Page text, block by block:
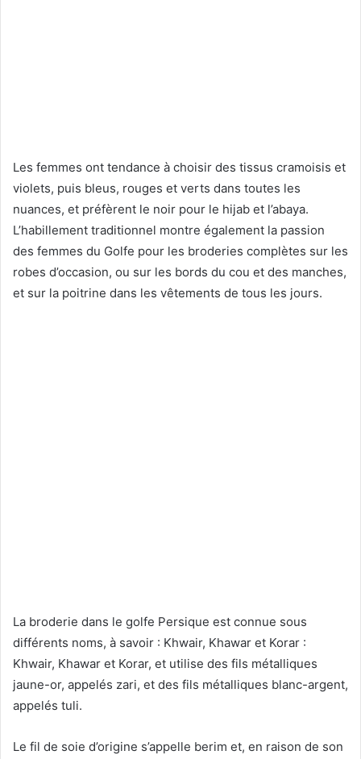
Les femmes ont tendance à choisir des tissus cramoisis et
violets, puis bleus, rouges et verts dans toutes les
nuances, et préfèrent le noir pour le hijab et l’abaya.
L’habillement traditionnel montre également la passion
des femmes du Golfe pour les broderies complètes sur les
robes d’occasion, ou sur les bords du cou et des manches,
et sur la poitrine dans les vêtements de tous les jours.
La broderie dans le golfe Persique est connue sous
différents noms, à savoir : Khwair, Khawar et Korar :
Khwair, Khawar et Korar, et utilise des fils métalliques
jaune-or, appelés zari, et des fils métalliques blanc-argent,
appelés tuli.
Le fil de soie d’origine s’appelle berim et, en raison de son